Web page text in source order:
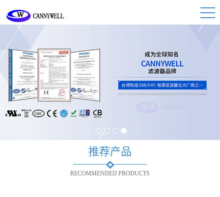
1 2 3 4
推荐产品
RECOMMENDED PRODUCTS